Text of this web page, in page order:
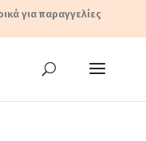
για παραγγελίες